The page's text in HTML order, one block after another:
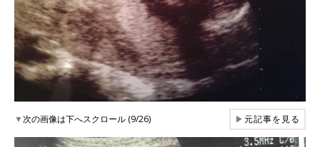
▼次の画像は下へスクロール (9/26) ▶元記事を見る